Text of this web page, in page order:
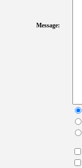
Message: